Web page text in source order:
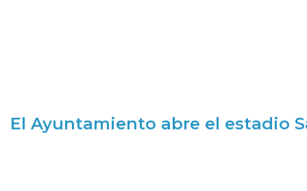
El Ayuntamiento abre el estadio